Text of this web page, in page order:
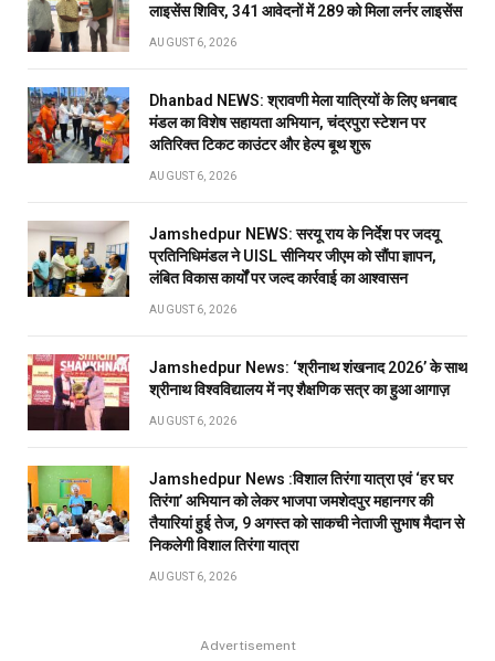
लाइसेंस शिविर, 341 आवेदनों में 289 को मिला लर्नर लाइसेंस
AUGUST 6, 2026
Dhanbad NEWS: श्रावणी मेला यात्रियों के लिए धनबाद
मंडल का विशेष सहायता अभियान, चंद्रपुरा स्टेशन पर
अतिरिक्त टिकट काउंटर और हेल्प बूथ शुरू
AUGUST 6, 2026
Jamshedpur NEWS: सरयू राय के निर्देश पर जदयू
प्रतिनिधिमंडल ने UISL सीनियर जीएम को सौंपा ज्ञापन,
लंबित विकास कार्यों पर जल्द कार्रवाई का आश्वासन
AUGUST 6, 2026
Jamshedpur News: ‘श्रीनाथ शंखनाद 2026’ के साथ
श्रीनाथ विश्वविद्यालय में नए शैक्षणिक सत्र का हुआ आगाज़
AUGUST 6, 2026
Jamshedpur News :विशाल तिरंगा यात्रा एवं ‘हर घर
तिरंगा’ अभियान को लेकर भाजपा जमशेदपुर महानगर की
तैयारियां हुई तेज, 9 अगस्त को साकची नेताजी सुभाष मैदान से
निकलेगी विशाल तिरंगा यात्रा
AUGUST 6, 2026
Advertisement